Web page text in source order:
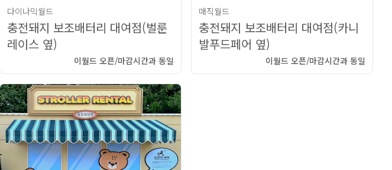
다이나믹월드
충전돼지 보조배터리 대여점(벌룬
레이스 옆)
이월드 오픈/마감시간과 동일
매직월드
충전돼지 보조배터리 대여점(카니
발푸드페어 옆)
이월드 오픈/마감시간과 동일